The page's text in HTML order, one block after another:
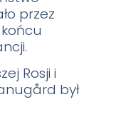
przez
Rosji i
był